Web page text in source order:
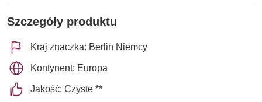
Szczegóły produktu
Kraj znaczka: Berlin Niemcy
Kontynent: Europa
Jakość: Czyste **